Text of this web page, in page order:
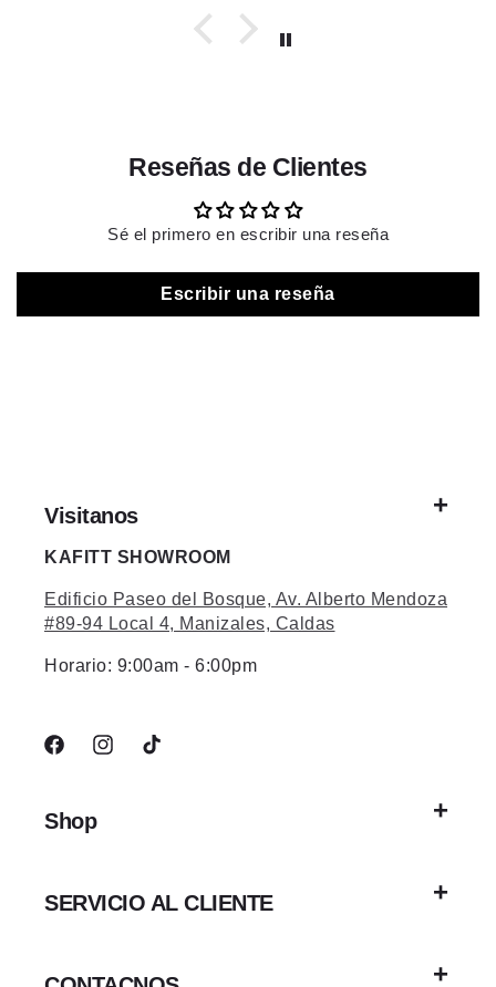
Reseñas de Clientes
Sé el primero en escribir una reseña
Escribir una reseña
Visitanos
KAFITT SHOWROOM
Edificio Paseo del Bosque, Av. Alberto Mendoza
#89-94 Local 4, Manizales, Caldas
Horario: 9:00am - 6:00pm
FacebookInstagramTikTok
Shop
SERVICIO AL CLIENTE